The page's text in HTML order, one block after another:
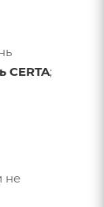
CERTA;
не